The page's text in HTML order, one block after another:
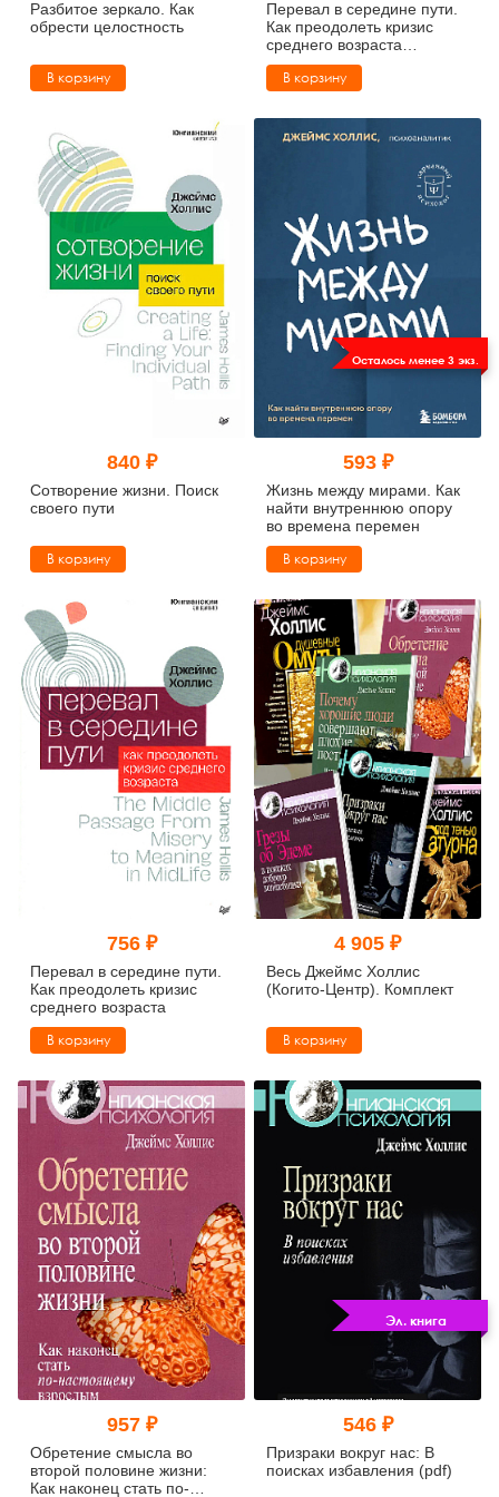
Разбитое зеркало. Как
обрести целостность
В корзину
Перевал в середине пути.
Как преодолеть кризис
среднего возраста
(#экопокет)
В корзину
840 ₽
Сотворение жизни. Поиск
своего пути
В корзину
Осталось менее 3 экз.
593 ₽
Жизнь между мирами. Как
найти внутреннюю опору
во времена перемен
В корзину
756 ₽
Перевал в середине пути.
Как преодолеть кризис
среднего возраста
В корзину
4 905 ₽
Весь Джеймс Холлис
(Когито-Центр). Комплект
В корзину
957 ₽
Обретение смысла во
второй половине жизни:
Как наконец стать по-
Эл. книга
546 ₽
Призраки вокруг нас: В
поисках избавления (pdf)